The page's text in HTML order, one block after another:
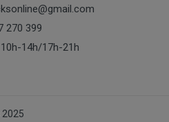
@gmail.com
270 399
14h/17h-21h
sustitución por
Si